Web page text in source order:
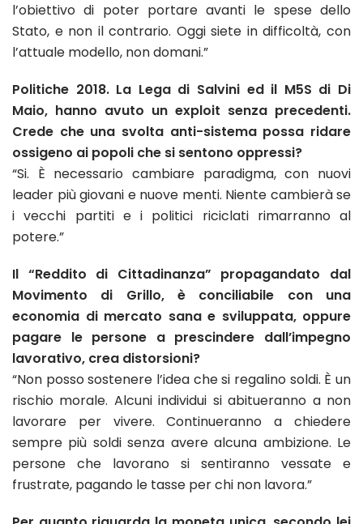
l’obiettivo di poter portare avanti le spese dello
Stato, e non il contrario. Oggi siete in difficoltà, con
l’attuale modello, non domani.”
Politiche 2018. La Lega di Salvini ed il M5S di Di
Maio, hanno avuto un exploit senza precedenti.
Crede che una svolta anti-sistema possa ridare
ossigeno ai popoli che si sentono oppressi?
“Si. È necessario cambiare paradigma, con nuovi
leader più giovani e nuove menti. Niente cambierà se
i vecchi partiti e i politici riciclati rimarranno al
potere.”
Il “Reddito di Cittadinanza” propagandato dal
Movimento di Grillo, è conciliabile con una
economia di mercato sana e sviluppata, oppure
pagare le persone a prescindere dall’impegno
lavorativo, crea distorsioni?
“Non posso sostenere l’idea che si regalino soldi. È un
rischio morale. Alcuni individui si abitueranno a non
lavorare per vivere. Continueranno a chiedere
sempre più soldi senza avere alcuna ambizione. Le
persone che lavorano si sentiranno vessate e
frustrate, pagando le tasse per chi non lavora.”